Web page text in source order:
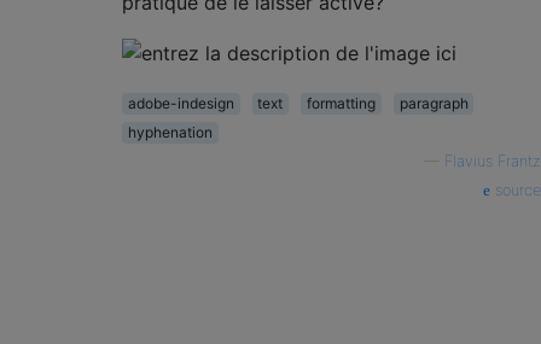
adobe-indesign text formatting
paragraph
hyphenation
Flavius ​​Frantz
source